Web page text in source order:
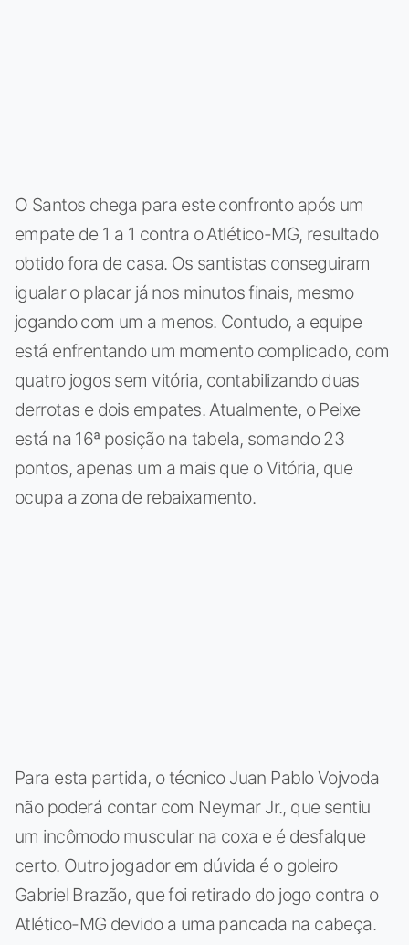
O Santos chega para este confronto após um
empate de 1 a 1 contra o Atlético-MG, resultado
obtido fora de casa. Os santistas conseguiram
igualar o placar já nos minutos finais, mesmo
jogando com um a menos. Contudo, a equipe
está enfrentando um momento complicado, com
quatro jogos sem vitória, contabilizando duas
derrotas e dois empates. Atualmente, o Peixe
está na 16ª posição na tabela, somando 23
pontos, apenas um a mais que o Vitória, que
ocupa a zona de rebaixamento.
Para esta partida, o técnico Juan Pablo Vojvoda
não poderá contar com Neymar Jr., que sentiu
um incômodo muscular na coxa e é desfalque
certo. Outro jogador em dúvida é o goleiro
Gabriel Brazão, que foi retirado do jogo contra o
Atlético-MG devido a uma pancada na cabeça.